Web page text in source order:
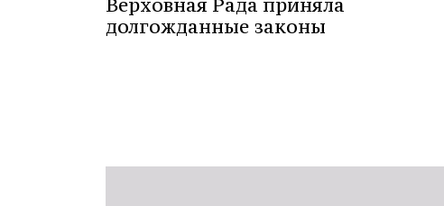
долгожданные законы